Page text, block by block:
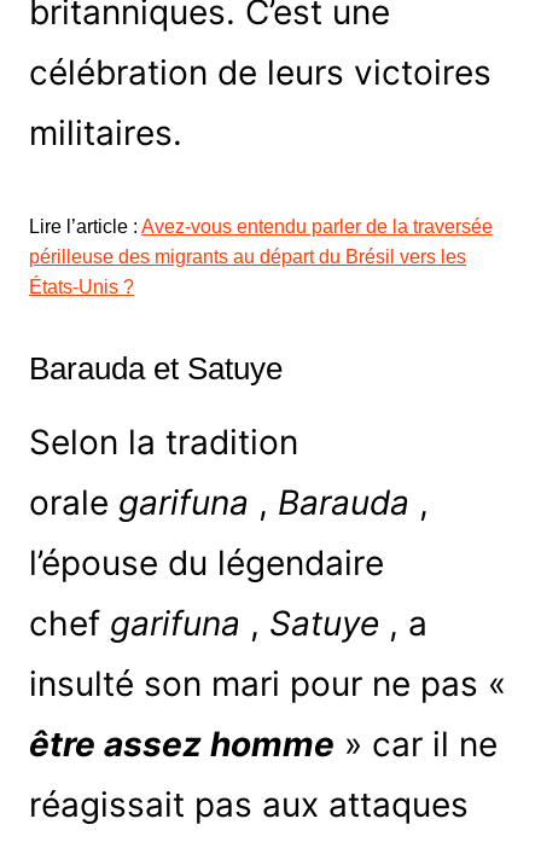
britanniques. C’est une
célébration de leurs victoires
militaires.
Lire l’article : Avez-vous entendu parler de la traversée
périlleuse des migrants au départ du Brésil vers les
États-Unis ?
Barauda et Satuye
Selon la tradition
orale garifuna , Barauda ,
l’épouse du légendaire
chef garifuna , Satuye , a
insulté son mari pour ne pas «
être assez homme » car il ne
réagissait pas aux attaques